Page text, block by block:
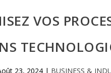
VOS
23, 2024 | BUSINESS &